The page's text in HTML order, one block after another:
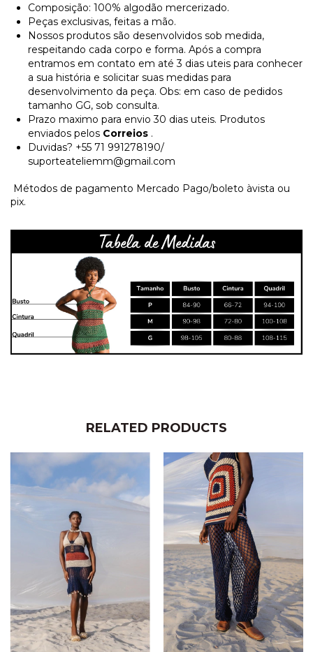
Composição: 100% algodão mercerizado.
Peças exclusivas, feitas a mão.
Nossos produtos são desenvolvidos sob medida,
respeitando cada corpo e forma. Após a compra
entramos em contato em até 3 dias uteis para conhecer
a sua história e solicitar suas medidas para
desenvolvimento da peça. Obs: em caso de pedidos
tamanho GG, sob consulta.
Prazo maximo para envio 30 dias uteis. Produtos
enviados pelos Correios .
Duvidas? +55 71 991278190/
suporteateliemm@gmail.com
Métodos de pagamento Mercado Pago/boleto àvista ou
pix.
RELATED PRODUCTS